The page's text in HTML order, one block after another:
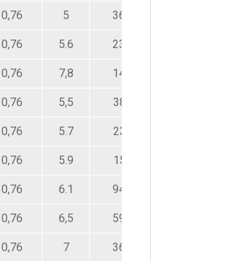
0,76 5 36,7
0,76 5.6 23.2
0,76 7,8 14,6
0,76 5,5 381
0,76 5.7 239
0,76 5.9 150
0,76 6.1 94,2
0,76 6,5 59,4
0,76 7 36,7